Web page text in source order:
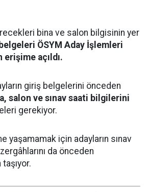
bina ve salon bilgisinin yer
ÖSYM Aday İşlemleri
açıldı.
giriş belgelerini önceden
salon ve sınav saati bilgilerini
gerekiyor.
yaşamamak için adayların sınav
da önceden